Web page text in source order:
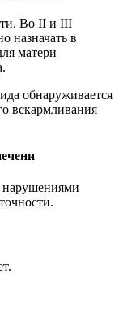
Во II и III
назначать в
матери
обнаруживается
вскармливания
нарушениями